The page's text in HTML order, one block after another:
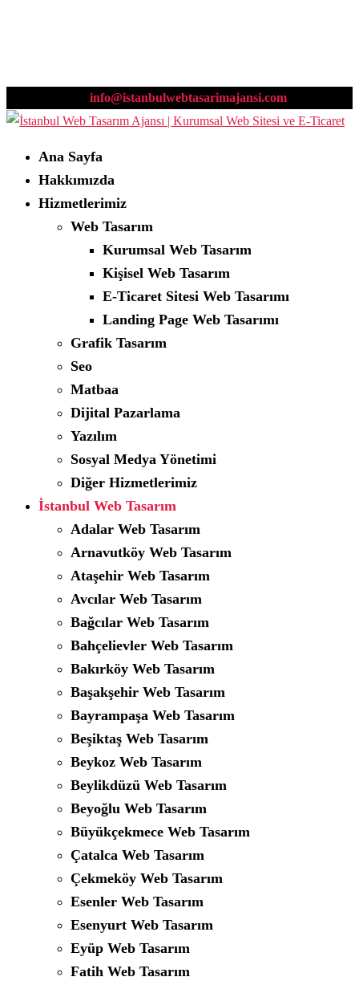
info@istanbulwebtasarimajansi.com
Ana Sayfa
Hakkımızda
Hizmetlerimiz
Web Tasarım
Kurumsal Web Tasarım
Kişisel Web Tasarım
E-Ticaret Sitesi Web Tasarımı
Landing Page Web Tasarımı
Grafik Tasarım
Seo
Matbaa
Dijital Pazarlama
Yazılım
Sosyal Medya Yönetimi
Diğer Hizmetlerimiz
İstanbul Web Tasarım
Adalar Web Tasarım
Arnavutköy Web Tasarım
Ataşehir Web Tasarım
Avcılar Web Tasarım
Bağcılar Web Tasarım
Bahçelievler Web Tasarım
Bakırköy Web Tasarım
Başakşehir Web Tasarım
Bayrampaşa Web Tasarım
Beşiktaş Web Tasarım
Beykoz Web Tasarım
Beylikdüzü Web Tasarım
Beyoğlu Web Tasarım
Büyükçekmece Web Tasarım
Çatalca Web Tasarım
Çekmeköy Web Tasarım
Esenler Web Tasarım
Esenyurt Web Tasarım
Eyüp Web Tasarım
Fatih Web Tasarım